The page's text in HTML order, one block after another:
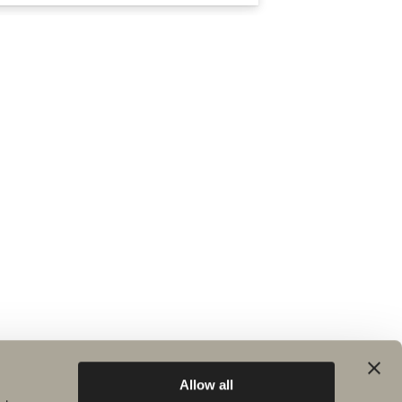
Allow all